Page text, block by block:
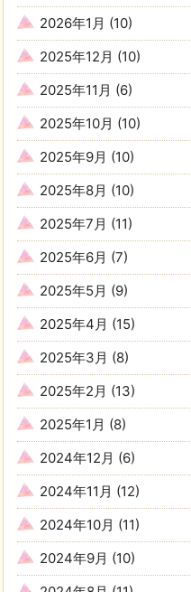
2026年1月 (10)
2025年12月 (10)
2025年11月 (6)
2025年10月 (10)
2025年9月 (10)
2025年8月 (10)
2025年7月 (11)
2025年6月 (7)
2025年5月 (9)
2025年4月 (15)
2025年3月 (8)
2025年2月 (13)
2025年1月 (8)
2024年12月 (6)
2024年11月 (12)
2024年10月 (11)
2024年9月 (10)